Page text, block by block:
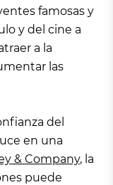
famosas y
y del cine a
a la
las
del
en una
& Company, la
puede